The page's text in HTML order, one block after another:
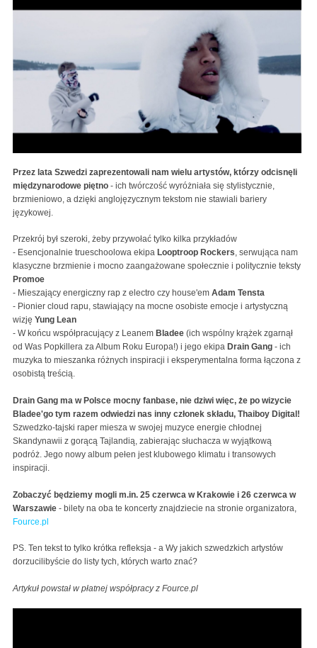
Przez lata Szwedzi zaprezentowali nam wielu artystów, którzy odcisnęli
międzynarodowe piętno - ich twórczość wyróżniała się stylistycznie,
brzmieniowo, a dzięki anglojęzycznym tekstom nie stawiali bariery
językowej.
Przekrój był szeroki, żeby przywołać tylko kilka przykładów
- Esencjonalnie trueschoolowa ekipa Looptroop Rockers, serwująca nam
klasyczne brzmienie i mocno zaangażowane społecznie i politycznie teksty
Promoe
- Mieszający energiczny rap z electro czy house'em Adam Tensta
- Pionier cloud rapu, stawiający na mocne osobiste emocje i artystyczną
wizję Yung Lean
- W końcu współpracujący z Leanem Bladee (ich wspólny krążek zgarnął
od Was Popkillera za Album Roku Europa!) i jego ekipa Drain Gang - ich
muzyka to mieszanka różnych inspiracji i eksperymentalna forma łączona z
osobistą treścią.
Drain Gang ma w Polsce mocny fanbase, nie dziwi więc, że po wizycie
Bladee'go tym razem odwiedzi nas inny członek składu, Thaiboy Digital!
Szwedzko-tajski raper miesza w swojej muzyce energie chłodnej
Skandynawii z gorącą Tajlandią, zabierając słuchacza w wyjątkową
podróż. Jego nowy album pełen jest klubowego klimatu i transowych
inspiracji.
Zobaczyć będziemy mogli m.in. 25 czerwca w Krakowie i 26 czerwca w
Warszawie - bilety na oba te koncerty znajdziecie na stronie organizatora,
Fource.pl
PS. Ten tekst to tylko krótka refleksja - a Wy jakich szwedzkich artystów
dorzucilibyście do listy tych, których warto znać?
Artykuł powstał w płatnej współpracy z Fource.pl